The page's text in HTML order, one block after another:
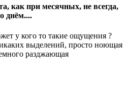
как при месячных, не всегда,
днём....
у кого то такие ощущения ?
выделений, просто ноющая
разджающая